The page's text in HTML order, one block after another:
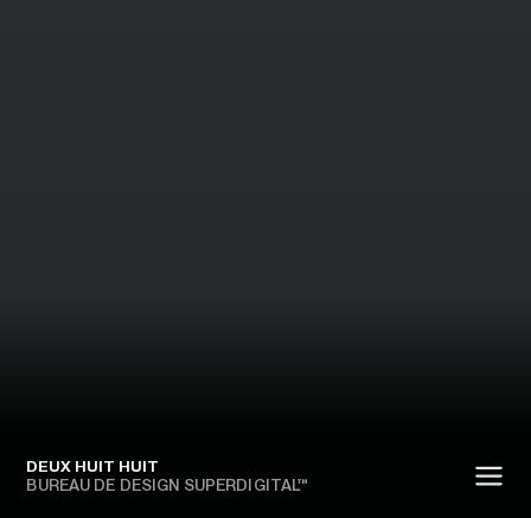
DEUX HUIT HUIT
BUREAU DE DESIGN SUPERDIGITAL™